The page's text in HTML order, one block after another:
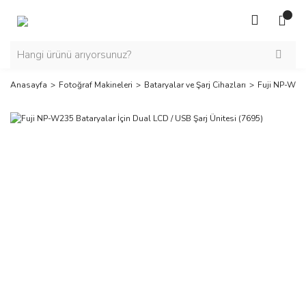
Anasayfa Fotoğraf Makineleri Bataryalar ve Şarj Cihazları Fuji NP-